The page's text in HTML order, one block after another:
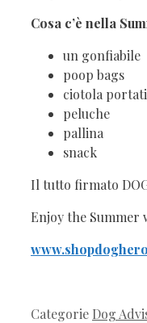
Cosa c’è nella
un gonfiabile
poop bags
ciotola
peluche
pallina
snack
Il tutto firmato
Enjoy the Summer
Categorie Dog